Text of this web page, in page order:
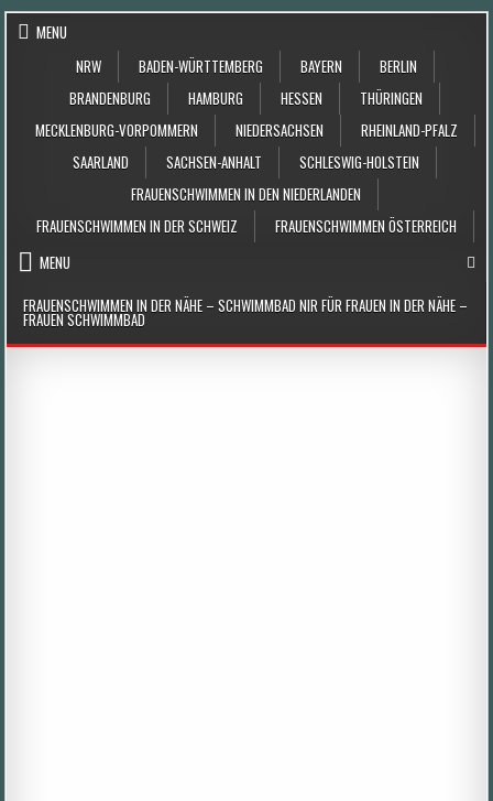
Skip to content
MENU
NRW
BADEN-WÜRTTEMBERG BAYERN
BERLIN
BRANDENBURG
HAMBURG HESSEN
THÜRINGEN
MECKLENBURG-VORPOMMERN
NIEDERSACHSEN
RHEINLAND-PFALZ
SAARLAND
SACHSEN-ANHALT
SCHLESWIG-HOLSTEIN
FRAUENSCHWIMMEN IN DEN NIEDERLANDEN
FRAUENSCHWIMMEN IN DER SCHWEIZ
FRAUENSCHWIMMEN ÖSTERREICH
MENU
FRAUENSCHWIMMEN IN DER NÄHE – SCHWIMMBAD NIR FÜR FRAUEN IN DER NÄHE –
FRAUEN SCHWIMMBAD